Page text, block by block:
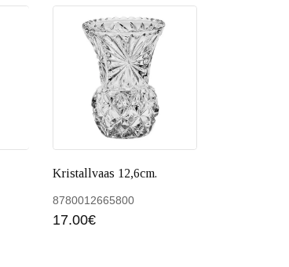
Kristallvaas 12,6cm.
8780012665800
17.00€